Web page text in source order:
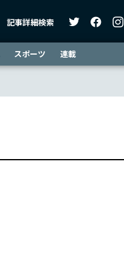
記事詳細検索
スポーツ 連載